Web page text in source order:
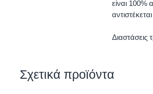
είναι 100%
Διαστάσεις
Σχετικά προϊόντα